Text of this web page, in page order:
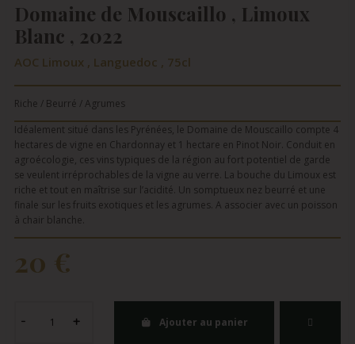
Domaine de Mouscaillo , Limoux
Blanc , 2022
AOC Limoux , Languedoc , 75cl
Riche / Beurré / Agrumes
Idéalement situé dans les Pyrénées, le Domaine de Mouscaillo compte 4
hectares de vigne en Chardonnay et 1 hectare en Pinot Noir. Conduit en
agroécologie, ces vins typiques de la région au fort potentiel de garde
se veulent irréprochables de la vigne au verre. La bouche du Limoux est
riche et tout en maîtrise sur l’acidité. Un somptueux nez beurré et une
finale sur les fruits exotiques et les agrumes. A associer avec un poisson
à chair blanche.
20 €
Ajouter au panier